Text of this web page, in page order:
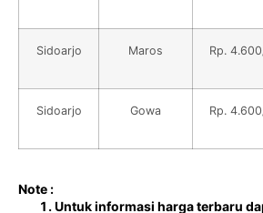
Sidoarjo Maros Rp.
Sidoarjo Gowa Rp.
Note :
Untuk informasi harga terbaru